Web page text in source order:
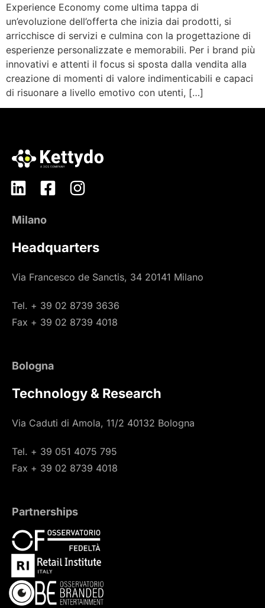
Experience Economy come ultima tappa di
un’evoluzione dell’offerta che inizia dai prodotti, si
arricchisce di servizi e culmina con la progettazione di
esperienze personalizzate e memorabili. Per i brand più
innovativi e attenti il focus si sposta dalla vendita alla
creazione di momenti di valore indimenticabili e capaci
di risuonare a livello emotivo con utenti, […]
Milano
Headquarters
Via Francesco de Sanctis, 34 20141 Milano
Tel. + 39 02 8739 3636
Fax + 39 02 8739 4018
Bologna
Technology & Research
Via Caduti di Amola, 11/2 40132 Bologna
Tel. + 39 051 4075 795
Fax + 39 02 8739 4018
Partnerships